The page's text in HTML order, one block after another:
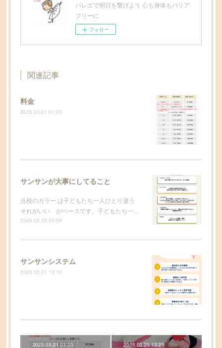
バレエで明日を繋げよう 心も身体もバリア
フリーに
フォロー
関連記事
料金
2026.03.21 01:05
サンサンが大事にしてること
当校のカラー は子どもたち一人ひとり違う
それがいい がベースです。子どもたち一…
2026.02.26 05:59
サンサンシステム
2026.02.21 13:10
2026.03.21 01:05 2026.03.20 13:29